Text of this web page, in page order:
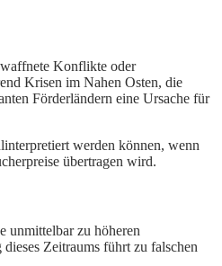
Konflikte oder
Krisen im Nahen Osten, die
Förderländern eine Ursache für
werden können, wenn
übertragen wird.
unmittelbar zu höheren
Zeitraums führt zu falschen